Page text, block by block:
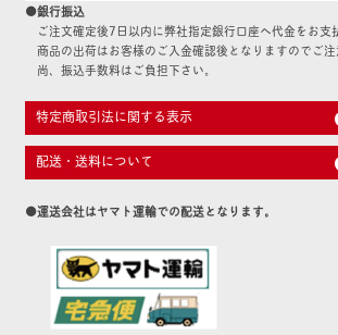
●銀行振込
ご注文確定後7日以内に弊社指定銀行口座へ代金をお支
商品の出荷はお客様のご入金確認後となりますのでご注
尚、振込手数料はご負担下さい。
特定商取引法に関する表示
配送・送料について
●運送会社はヤマト運輸での配送となります。